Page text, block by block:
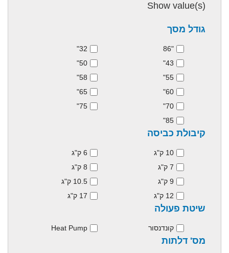
Show value(s)
גודל מסך
"86
32"
43"
50"
55"
58"
60"
65"
70"
75"
85"
קיבולת כביסה
10 ק"ג
6 ק"ג
7 ק"ג
8 ק"ג
9 ק"ג
10.5 ק"ג
12 ק"ג
17 ק"ג
שיטת פעולה
קונדנסור Heat Pump
מס' דלתות